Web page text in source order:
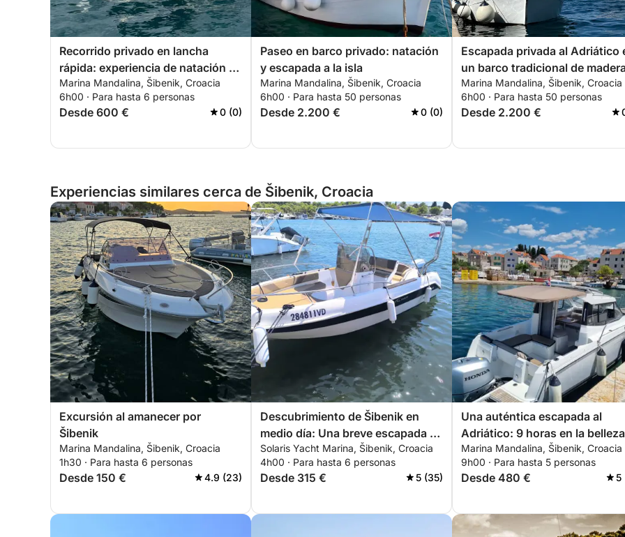
Recorrido privado en lancha
rápida: experiencia de natación e
islas
Marina Mandalina, Šibenik, Croacia
6h00 · Para hasta 6 personas
Desde 600 € 0 (0)
Paseo en barco privado: natación
y escapada a la isla
Marina Mandalina, Šibenik, Croacia
6h00 · Para hasta 50 personas
Desde 2.200 € 0 (0)
Escapada privada al Adriático
un barco tradicional de
Marina Mandalina, Šibenik, Croacia
6h00 · Para hasta 50 personas
Desde 2.200 €
Experiencias similares cerca de Šibenik, Croacia
Excursión al amanecer por
Šibenik
Marina Mandalina, Šibenik, Croacia
1h30 · Para hasta 6 personas
Desde 150 € 4.9 (23)
Descubrimiento de Šibenik en
medio día: Una breve escapada en
lancha motora.
Solaris Yacht Marina, Šibenik, Croacia
4h00 · Para hasta 6 personas
Desde 315 € 5 (35)
Una auténtica escapada al
Adriático: 9 horas en la belleza
prístina de Šibenik.
Marina Mandalina, Šibenik, Croacia
9h00 · Para hasta 5 personas
Desde 480 € 5